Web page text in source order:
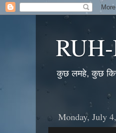
कुछ लमहे, कुछ
Monday, July